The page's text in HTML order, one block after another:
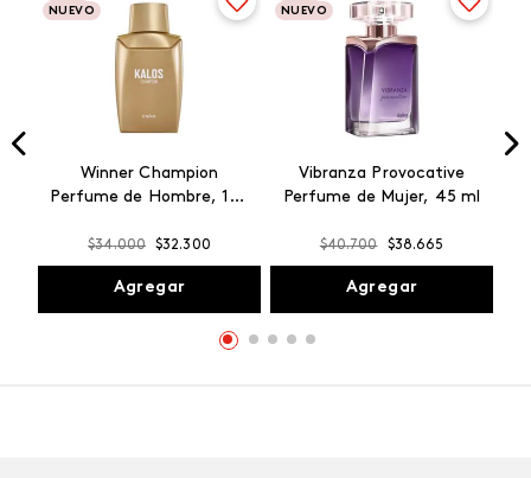
NUEVO
Winner Champion
Perfume de Hombre, 100
$34.000 $32.300
Agregar
NUEVO
Vibranza Provocative
Perfume de Mujer, 45 ml
$40.700 $38.665
Agregar